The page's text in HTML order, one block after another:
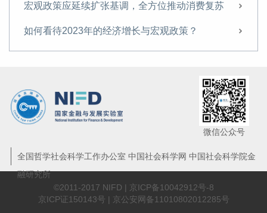
宏观政策应延续扩张基调，全方位推动消费复苏
如何看待2023年的经济增长与宏观政策？
微信公众号
全国哲学社会科学工作办公室 中国社会科学网 中国社会科学院金
融研究所
©2011-2017 NIFD | 京ICP备10042912号-8
京ICP证150143号 | 京公安网备11010802012285号